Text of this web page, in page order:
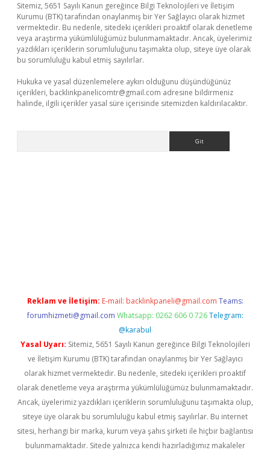
Sitemiz, 5651 Sayılı Kanun gereğince Bilgi Teknolojileri ve İletişim
Kurumu (BTK) tarafından onaylanmış bir Yer Sağlayıcı olarak hizmet
vermektedir. Bu nedenle, sitedeki içerikleri proaktif olarak denetleme
veya araştırma yükümlülüğümüz bulunmamaktadır. Ancak, üyelerimiz
yazdıkları içeriklerin sorumluluğunu taşımakta olup, siteye üye olarak
bu sorumluluğu kabul etmiş sayılırlar.
Hukuka ve yasal düzenlemelere aykırı olduğunu düşündüğünüz
içerikleri, backlinkpanelicomtr@gmail.com adresine bildirmeniz
halinde, ilgili içerikler yasal süre içerisinde sitemizden kaldırılacaktır.
Reklam ve İletişim: E-mail: backlinkpaneli@gmail.com Teams:
forumhizmeti@gmail.com Whatsapp: 0262 606 0 726 Telegram:
@karabul
Yasal Uyarı: Sitemiz, 5651 Sayılı Kanun gereğince Bilgi Teknolojileri
ve İletişim Kurumu (BTK) tarafından onaylanmış bir Yer Sağlayıcı
olarak hizmet vermektedir. Bu nedenle, sitedeki içerikleri proaktif
olarak denetleme veya araştırma yükümlülüğümüz bulunmamaktadır.
Ancak, üyelerimiz yazdıkları içeriklerin sorumluluğunu taşımakta olup,
siteye üye olarak bu sorumluluğu kabul etmiş sayılırlar. Bu internet
sitesi, herhangi bir marka, kurum veya şahıs şirketi ile hiçbir bağlantısı
bulunmamaktadır. Sitede yalnızca kendi hazırladığımız makaleler